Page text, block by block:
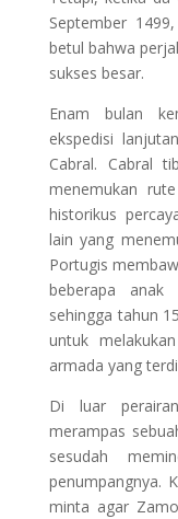
September
betul bahwa
sukses besar.
Enam bulan
ekspedisi
Cabral. Cabral
menemukan
historikus
lain yang
Portugis
beberapa
sehingga tahun
untuk
armada yang
Di luar
merampas
sesudah
penumpangnya.
minta agar